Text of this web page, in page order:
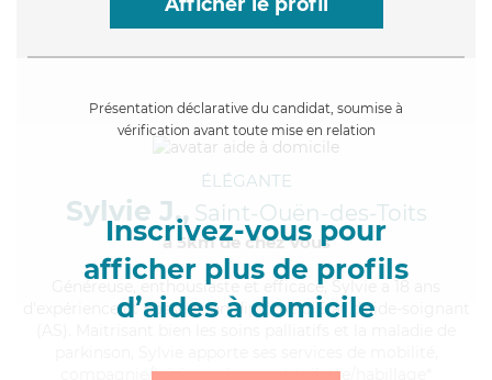
Présentation déclarative du candidat, soumise à
vérification avant toute mise en relation
Inscrivez-vous pour
afficher plus de profils
d’aides à domicile
ÉLÉGANTE
Sylvie J., Saint-Ouën-des-Toits
à 5km de chez Vous
, enthousiaste et efficace, Sylvie a 18 ans
d'expérience et possède un diplôme d'Etat d'aide-soignant
compagnie/loisirs, ménage et toilette/habillage*